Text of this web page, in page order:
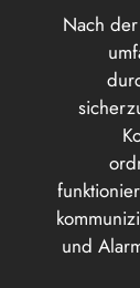
Nach
und